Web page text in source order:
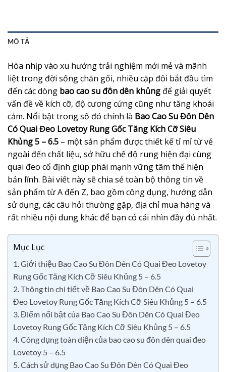
MÔ TẢ
Hòa nhịp vào xu hướng trải nghiệm mới mẻ và mãnh
liệt trong đời sống chăn gối, nhiều cặp đôi bắt đầu tìm
đến các dòng bao cao su đôn dên khủng để giải quyết
vấn đề về kích cỡ, độ cương cứng cũng như tăng khoái
cảm. Nổi bật trong số đó chính là Bao Cao Su Đôn Dên
Có Quai Đeo Lovetoy Rung Gốc Tăng Kích Cỡ Siêu
Khủng 5 – 6.5 – một sản phẩm được thiết kế tỉ mỉ từ vẻ
ngoài đến chất liệu, sở hữu chế độ rung hiện đại cùng
quai đeo cố định giúp phái mạnh vững tâm thể hiện
bản lĩnh. Bài viết này sẽ chia sẻ toàn bộ thông tin về
sản phẩm từ A đến Z, bao gồm công dụng, hướng dẫn
sử dụng, các câu hỏi thường gặp, địa chỉ mua hàng và
rất nhiều nội dung khác để bạn có cái nhìn đầy đủ nhất.
Mục Lục
1. Giới thiệu Bao Cao Su Đôn Dên Có Quai Đeo Lovetoy
Rung Gốc Tăng Kích Cỡ Siêu Khủng 5 – 6.5
2. Thông tin chi tiết về Bao Cao Su Đôn Dên Có Quai
Đeo Lovetoy Rung Gốc Tăng Kích Cỡ Siêu Khủng 5 – 6.5
3. Điểm nổi bật của Bao Cao Su Đôn Dên Có Quai Đeo
Lovetoy Rung Gốc Tăng Kích Cỡ Siêu Khủng 5 – 6.5
4. Công dụng toàn diện của bao cao su đôn dên quai đeo
Lovetoy 5 – 6.5
5. Cách sử dụng Bao Cao Su Đôn Dên Có Quai Đeo